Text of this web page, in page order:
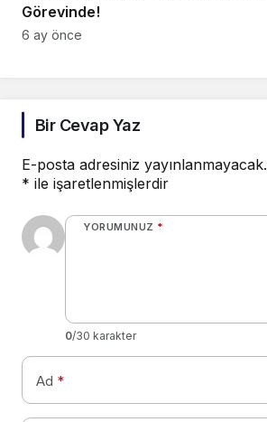
Görevinde!
6 ay önce
Bir Cevap Yaz
E-posta adresiniz yayınlanmayacak.
* ile işaretlenmişlerdir
YORUMUNUZ *
0/30 karakter
Ad *